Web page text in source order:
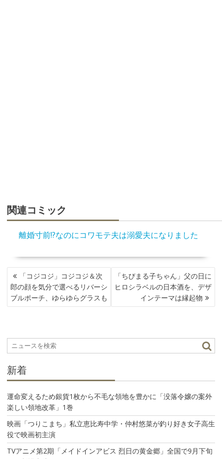
関連コミック
離婚寸前!?なのにコワモテ夫は溺愛夫になりました
投
稿
ナ
ビ
シ
ョ
「コジコジ」コジコジ＆次
郎の顔を気分で選べるリバーシ
ブルポーチ、ゆらゆらグラスも
「ちびまる子ちゃん」父の日に
ヒロシラベルの日本酒を、デザ
インテーマは縁起物
新着
運命変えるため銀貨1枚から不毛な領地を豊かに「没落令嬢の案外
楽しい領地改革」1巻
映画「つりこまち」私立恵比寿中学・仲村悠菜が釣り好き女子高生
役で映画初主演
TVアニメ第2期「メイドインアビス 烈日の黄金郷」全国で9月下旬